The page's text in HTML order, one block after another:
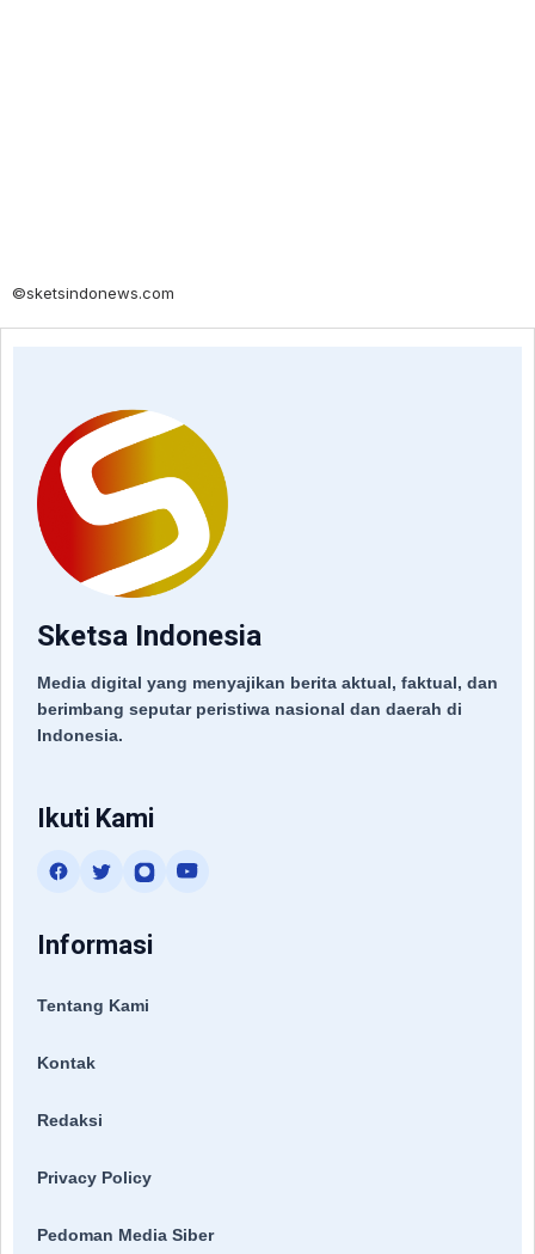
©sketsindonews.com
Sketsa Indonesia
Media digital yang menyajikan berita aktual, faktual, dan
berimbang seputar peristiwa nasional dan daerah di
Indonesia.
Ikuti Kami
Informasi
Tentang Kami
Kontak
Redaksi
Privacy Policy
Pedoman Media Siber